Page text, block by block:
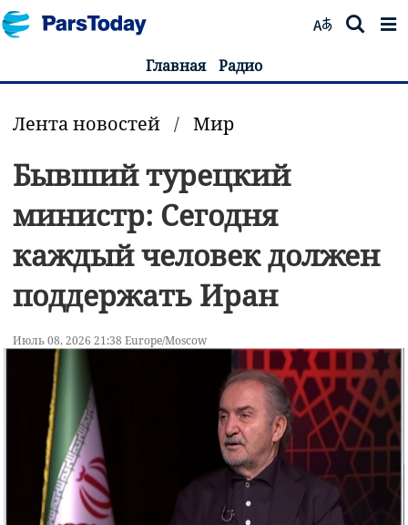
Главная Радио
Лента новостей / Мир
Бывший турецкий
министр: Сегодня
каждый человек должен
поддержать Иран
Июль 08, 2026 21:38 Europe/Moscow